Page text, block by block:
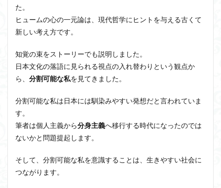
た。
ヒュームの心の一元論は、現代哲学にヒントを与える古くて
新しい考え方です。
知覚の束をストーリーでも説明しました。
日本文化の落語に見られる視点の入れ替わりという観点か
ら、 分割可能な私を見てきました。
分割可能な私は日本には馴染みやすい発想だと言われていま
す。
筆者は個人主義から分身主義へ移行する時代になったのでは
ないかと問題提起します。
そして、分割可能な私を意識することは、生きやすい社会に
つながります。